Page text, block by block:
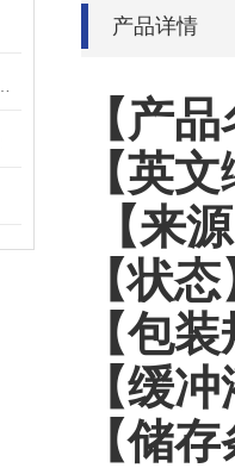
产品详情
【产
【英
【来
【状
【包
【缓
【储